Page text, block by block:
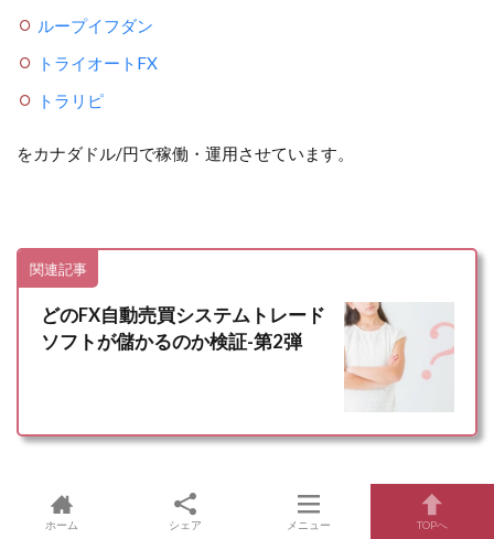
ループイフダン
トライオートFX
トラリピ
をカナダドル/円で稼働・運用させています。
関連記事
どのFX自動売買システムトレード
ソフトが儲かるのか検証-第2弾
カナダドル 円、6月の最高値は81円89銭（6月5日）。
ホーム シェア メニュー TOPへ